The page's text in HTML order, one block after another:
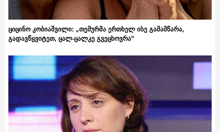
ციცინო კობიაშვილი: „თემურმა ერთხელ ისე გამამწარა,
გადავწყვიტეთ, ცალ-ცალკე გვეცხოვრა“